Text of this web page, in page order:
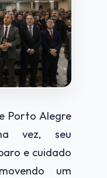
Porto Alegre
vez, seu
e cuidado
um